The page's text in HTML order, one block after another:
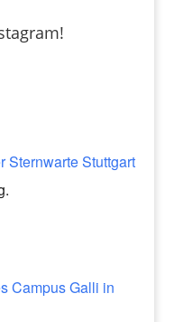
Sternwarte Stuttgart
Campus Galli in